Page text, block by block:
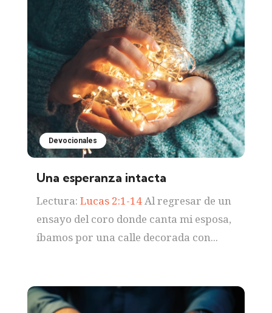
Devocionales
Una esperanza intacta
Lectura: Lucas 2:1-14Al regresar de un
ensayo del coro donde canta mi esposa,
íbamos por una calle decorada con...